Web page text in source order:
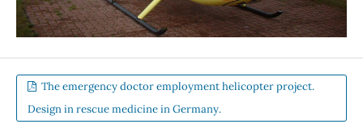
The emergency doctor employment helicopter project.
Design in rescue medicine in Germany.